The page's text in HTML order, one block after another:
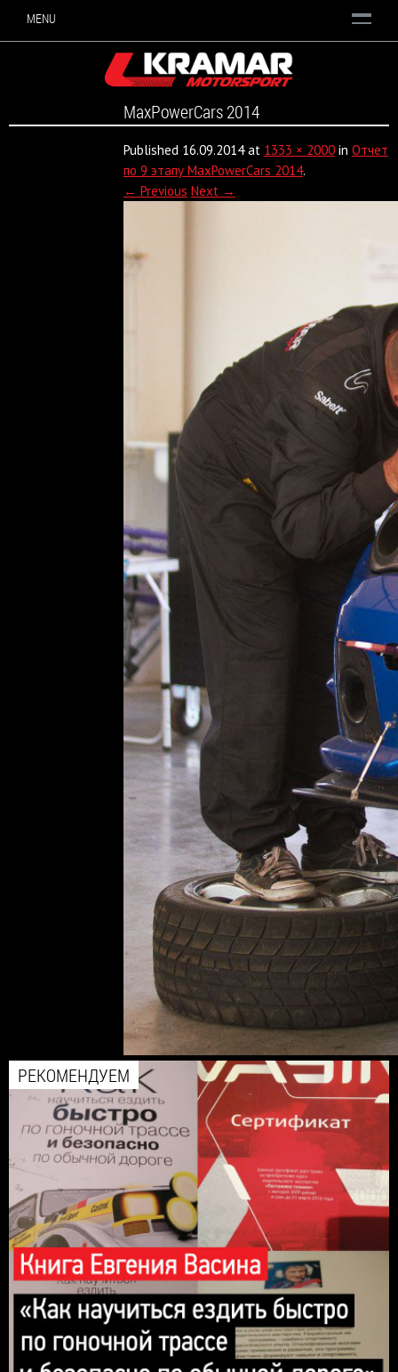
MENU
MaxPowerCars 2014
Published 16.09.2014at 1333 × 2000in Отчет
по 9 этапу MaxPowerCars 2014.
← Previous Next →
РЕКОМЕНДУЕМ